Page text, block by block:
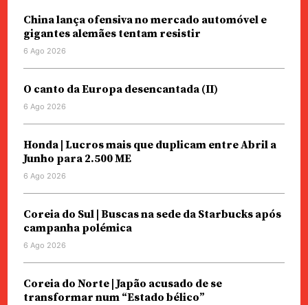
China lança ofensiva no mercado automóvel e
gigantes alemães tentam resistir
6 Ago 2026
O canto da Europa desencantada (II)
6 Ago 2026
Honda | Lucros mais que duplicam entre Abril a
Junho para 2.500 ME
6 Ago 2026
Coreia do Sul | Buscas na sede da Starbucks após
campanha polémica
6 Ago 2026
Coreia do Norte | Japão acusado de se
transformar num “Estado bélico”